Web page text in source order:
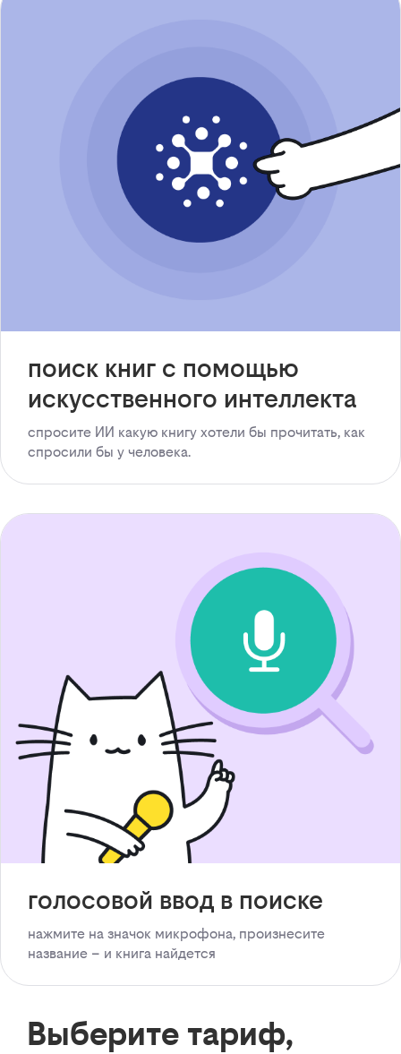
поиск книг с помощью
искусственного интеллекта
спросите ИИ какую книгу хотели бы прочитать, как
спросили бы у человека.
голосовой ввод в поиске
нажмите на значок микрофона, произнесите
название – и книга найдется
Выберите тариф,